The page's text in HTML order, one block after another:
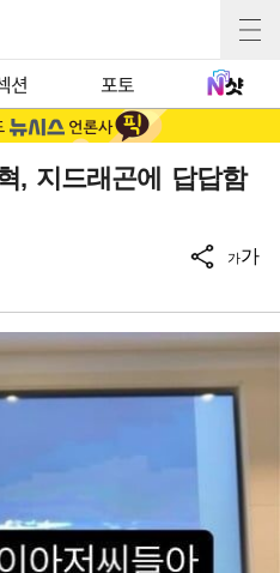
션 포토
, 지드래곤에 답답함
가가